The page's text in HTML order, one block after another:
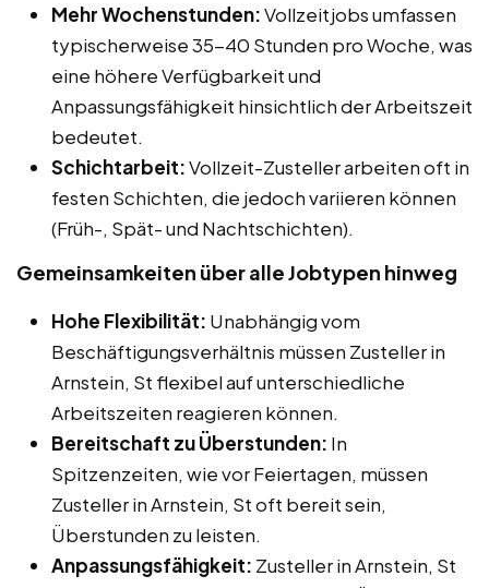
Mehr Wochenstunden:Vollzeitjobs umfassen
typischerweise 35-40 Stunden pro Woche, was
eine höhere Verfügbarkeit und
Anpassungsfähigkeit hinsichtlich der Arbeitszeit
bedeutet.
Schichtarbeit:Vollzeit-Zusteller arbeiten oft in
festen Schichten, die jedoch variieren können
(Früh-, Spät- und Nachtschichten).
Gemeinsamkeiten über alle Jobtypen hinweg
Hohe Flexibilität: Unabhängig vom
Beschäftigungsverhältnis müssen Zusteller in
Arnstein, St flexibel auf unterschiedliche
Arbeitszeiten reagieren können.
Bereitschaft zu Überstunden: In
Spitzenzeiten, wie vor Feiertagen, müssen
Zusteller in Arnstein, St oft bereit sein,
Überstunden zu leisten.
Anpassungsfähigkeit: Zusteller in Arnstein, St